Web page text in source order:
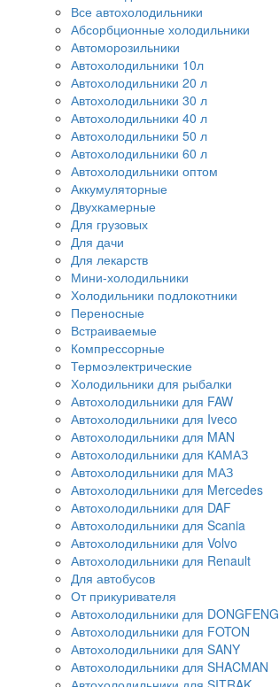
Все автохолодильники
Абсорбционные холодильники
Автоморозильники
Автохолодильники 10л
Автохолодильники 20 л
Автохолодильники 30 л
Автохолодильники 40 л
Автохолодильники 50 л
Автохолодильники 60 л
Автохолодильники оптом
Аккумуляторные
Двухкамерные
Для грузовых
Для дачи
Для лекарств
Мини-холодильники
Холодильники подлокотники
Переносные
Встраиваемые
Компрессорные
Термоэлектрические
Холодильники для рыбалки
Автохолодильники для FAW
Автохолодильники для Iveco
Автохолодильники для MAN
Автохолодильники для КАМАЗ
Автохолодильники для МАЗ
Автохолодильники для Mercedes
Автохолодильники для DAF
Автохолодильники для Scania
Автохолодильники для Volvo
Автохолодильники для Renault
Для автобусов
От прикуривателя
Автохолодильники для DONGFENG
Автохолодильники для FOTON
Автохолодильники для SANY
Автохолодильники для SHACMAN